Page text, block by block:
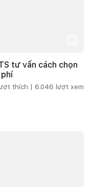
tư vấn cách chọn
thích | 6.046 lượt xem